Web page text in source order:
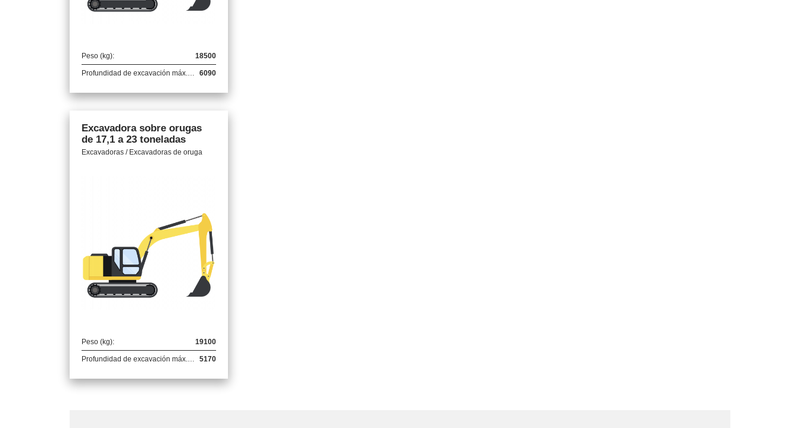
Peso (kg): 18500
6090
Excavadora sobre orugas
de 17,1 a 23 toneladas
Excavadoras / Excavadoras de oruga
Peso (kg): 19100
Profundidad de excavación máx. (mm): 5170